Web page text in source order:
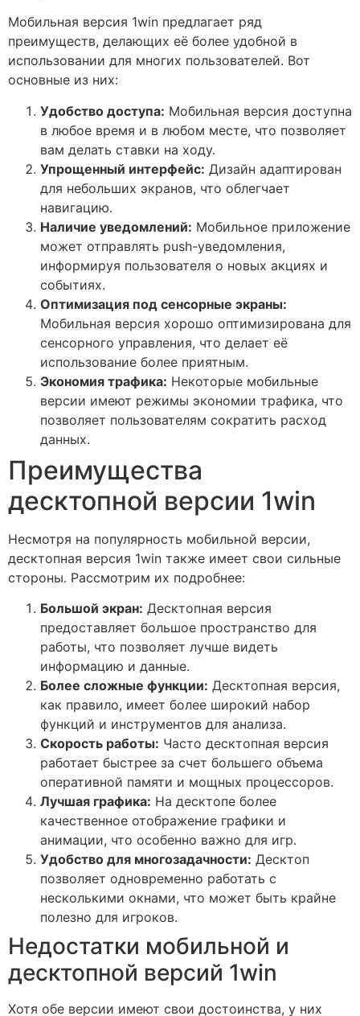
Мобильная версия 1win предлагает ряд
преимуществ, делающих её более удобной в
использовании для многих пользователей. Вот
основные из них:
Удобство доступа: Мобильная версия доступна
в любое время и в любом месте, что позволяет
вам делать ставки на ходу.
Упрощенный интерфейс: Дизайн адаптирован
для небольших экранов, что облегчает
навигацию.
Наличие уведомлений: Мобильное приложение
может отправлять push-уведомления,
информируя пользователя о новых акциях и
событиях.
Оптимизация под сенсорные экраны:
Мобильная версия хорошо оптимизирована для
сенсорного управления, что делает её
использование более приятным.
Экономия трафика: Некоторые мобильные
версии имеют режимы экономии трафика, что
позволяет пользователям сократить расход
данных.
Преимущества
десктопной версии 1win
Несмотря на популярность мобильной версии,
десктопная версия 1win также имеет свои сильные
стороны. Рассмотрим их подробнее:
Большой экран: Десктопная версия
предоставляет большое пространство для
работы, что позволяет лучше видеть
информацию и данные.
Более сложные функции: Десктопная версия,
как правило, имеет более широкий набор
функций и инструментов для анализа.
Скорость работы: Часто десктопная версия
работает быстрее за счет большего объема
оперативной памяти и мощных процессоров.
Лучшая графика: На десктопе более
качественное отображение графики и
анимации, что особенно важно для игр.
Удобство для многозадачности: Десктоп
позволяет одновременно работать с
несколькими окнами, что может быть крайне
полезно для игроков.
Недостатки мобильной и
десктопной версий 1win
Хотя обе версии имеют свои достоинства, у них